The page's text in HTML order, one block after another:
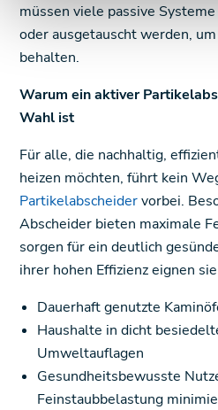
müssen viele passive
oder ausgetauscht werden,
behalten.
Warum ein aktiver
Wahl ist
Für alle, die nachhaltig,
heizen möchten, führt kein
Partikelabscheidervorbei.
Abscheider bieten maximale
sorgen für ein deutlich
ihrer hohen Effizienz eignen
Dauerhaft genutzte
Haushalte in dicht
Umweltauflagen
Gesundheitsbewusste
Feinstaubbelastung